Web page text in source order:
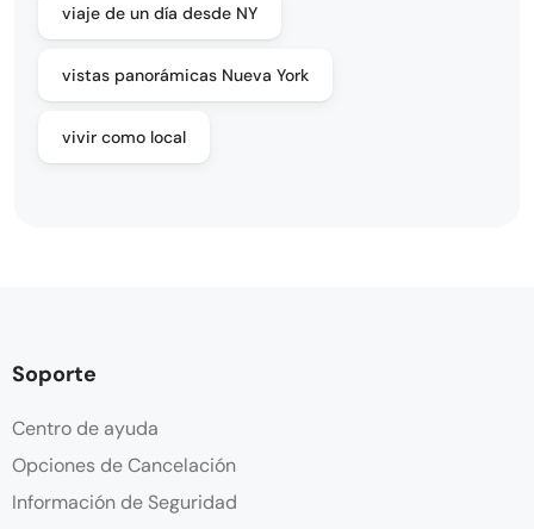
viaje de un día desde NY
vistas panorámicas Nueva York
vivir como local
Soporte
Centro de ayuda
Opciones de Cancelación
Información de Seguridad